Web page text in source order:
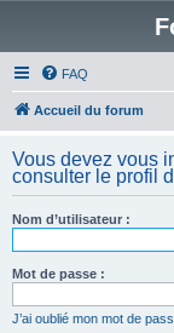
FAQ
Accueil du forum
Vous devez vous
consulter le profil
Nom d’utilisateur :
Mot de passe :
J’ai oublié mon mot de